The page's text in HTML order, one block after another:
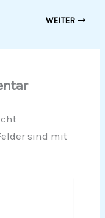
WEITER
sind mit